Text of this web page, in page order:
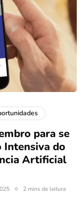
para se
Intensiva do
Artificial
2 mins de leitura